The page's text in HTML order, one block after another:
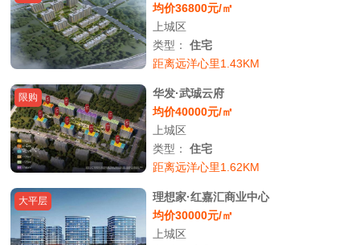
均价36800元/㎡
上城区
类型：住宅
距离远洋心里1.43KM
限购
华发·武珹云府
均价40000元/㎡
上城区
类型：住宅
距离远洋心里1.62KM
大平层
理想家·红嘉汇商业中心
均价30000元/㎡
上城区